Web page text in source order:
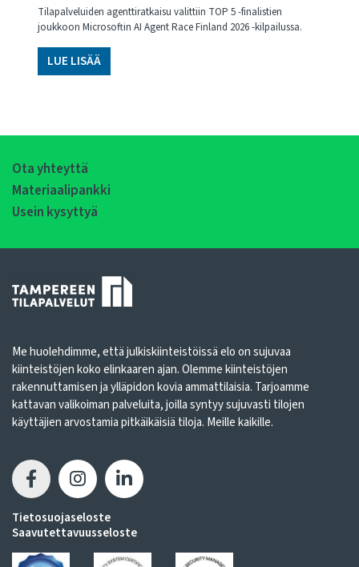
Tilapalveluiden agenttiratkaisu valittiin TOP 5 -finalistien
joukkoon Microsoftin AI Agent Race Finland 2026 -kilpailussa.
LUE LISÄÄ
Ota yhteyttä
Materiaalipankki
Usein kysyttyä
Me huolehdimme, että julkiskiinteistöissä elo on sujuvaa
kiinteistöjen koko elinkaaren ajan. Olemme kiinteistöjen
rakennuttamisen ja ylläpidon kovia ammattilaisia. Tarjoamme
kattavan valikoiman palveluita, joilla syntyy sujuvasti tilojen
käyttäjien arvostamia pitkäikäisiä tiloja. Meille kaikille.
Tietosuojaseloste
Saavutettavuusseloste